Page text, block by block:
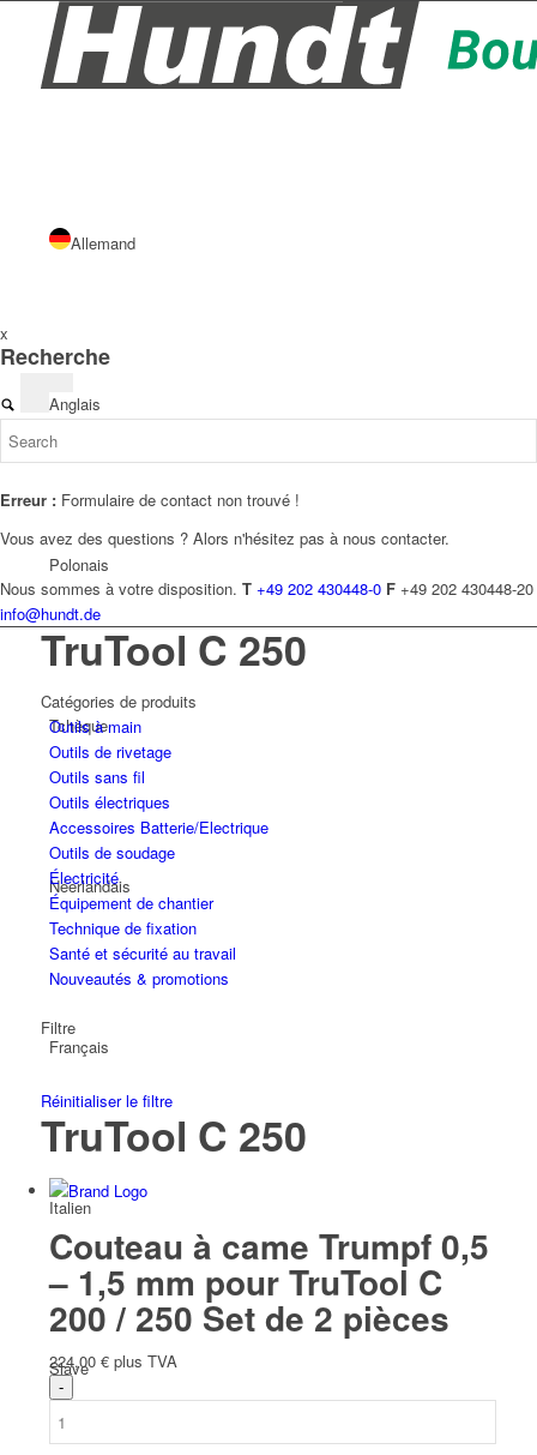
Allemand
Anglais
Polonais
Tchèque
Néerlandais
Français
Italien
Slave
x
Recherche
Erreur : Formulaire de contact non trouvé !
Vous avez des questions ? Alors n'hésitez pas à nous contacter.
Nous sommes à votre disposition. T +49 202 430448-0 F +49 202 430448-20
info@hundt.de
TruTool C 250
Catégories de produits
Outils à main
Outils de rivetage
Outils sans fil
Outils électriques
Accessoires Batterie/Electrique
Outils de soudage
Électricité
Équipement de chantier
Technique de fixation
Santé et sécurité au travail
Nouveautés & promotions
Filtre
Réinitialiser le filtre
TruTool C 250
Couteau à came Trumpf 0,5
– 1,5 mm pour TruTool C
200 / 250 Set de 2 pièces
224,00 € plus TVA